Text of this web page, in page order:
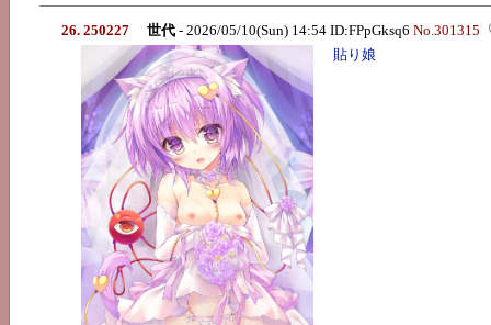
26. 250227 世代 - 2026/05/10(Sun) 14:54 ID:FPpGksq6 No.301315
貼り娘